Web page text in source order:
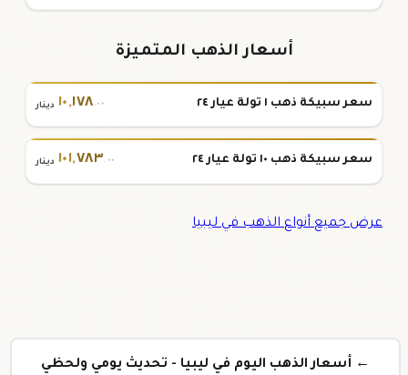
أسعار الذهب المتميزة
سعر سبيكة ذهب ١ تولة عيار ٢٤ ١٠,١٧٨.٠٠ دينار
سعر سبيكة ذهب ١٠ تولة عيار ٢٤ ١٠١,٧٨٣.٠٠ دينار
عرض جميع أنواع الذهب في ليبيا
← أسعار الذهب اليوم في ليبيا - تحديث يومي ولحظي